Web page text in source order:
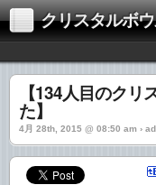
クリスタルボ
【134人目のク
た】
4月 28th, 2015 @ 08:50 am ›